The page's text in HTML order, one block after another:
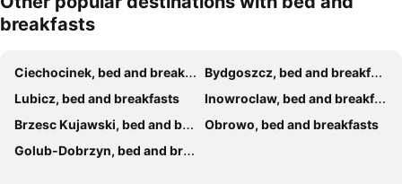
breakfasts
Ciechocinek, bed and breakfasts
Bydgoszcz, bed and breakfasts
Lubicz, bed and breakfasts
Inowroclaw, bed and breakfasts
Brzesc Kujawski, bed and breakfasts
Obrowo, bed and breakfasts
Golub-Dobrzyn, bed and breakfasts